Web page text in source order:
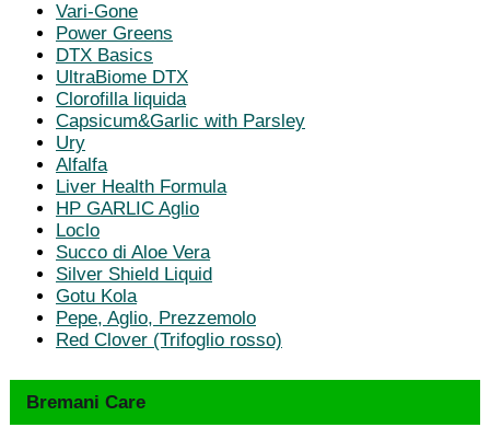
Vari-Gone
Power Greens
DTX Basics
UltraBiome DTX
Clorofilla liquida
Capsicum&Garlic with Parsley
Ury
Alfalfa
Liver Health Formula
HP GARLIC Aglio
Loclo
Succo di Aloe Vera
Silver Shield Liquid
Gotu Kola
Pepe, Aglio, Prezzemolo
Red Clover (Trifoglio rosso)
Bremani Care